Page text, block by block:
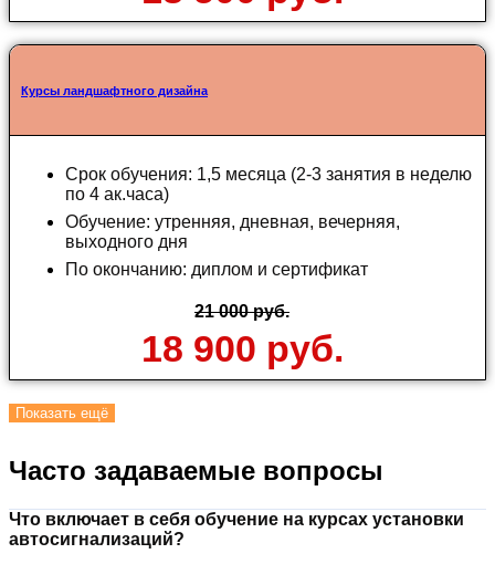
Курсы ландшафтного дизайна
Срок обучения: 1,5 месяца (2-3 занятия в неделю
по 4 ак.часа)
Обучение: утренняя, дневная, вечерняя,
выходного дня
По окончанию: диплом и сертификат
21 000 руб.
18 900 руб.
Показать ещё
Часто задаваемые вопросы
Что включает в себя обучение на курсах установки
автосигнализаций?